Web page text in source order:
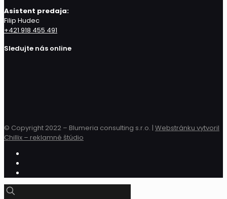
Asistent predaja:
Filip Hudec
+421 918 455 491
Sledujte nás online
© Copyright 2022 – Blumeria consulting s.r.o. | Webstránku vytvoril
Chillix – reklamné štúdio